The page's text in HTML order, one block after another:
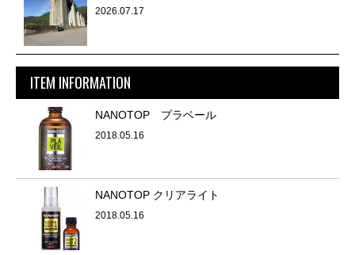
2026.07.17
ITEM INFORMATION
NANOTOP プラベール
2018.05.16
NANOTOP クリアライト
2018.05.16